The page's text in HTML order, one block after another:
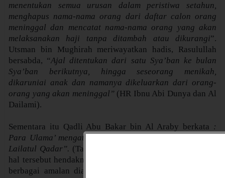
menentukan semua urusan dalam peristiwa setahun,
menghapus nama-nama orang dari daftar calon orang
meninggal dan mencatat nama-nama orang yang akan
melaksanakan haji tanpa ditambah atau dikurangi”.
Utsman bin Mughirah meriwayatkan hadis, Rasulullah
bersabda, “Ajal ditentukan dari satu Sya’ban ke bulan
Sya’ban berikutnya, hingga seseorang menikah,
dikaruniai anak dan namanya dikeluarkan dari orang-
orang yang akan meninggal”(HR Ibnu Abi Dunya dan Al
Dailami).
Sementara itu Qadli Abu Bakar bin Al Araby berkata :
Para Ulama’ mengatakan bahwa malam tersebut adalah
Lailatul Qadar”. (Tafsir al-Qurtúbi, XVI/85)” Menyikapi
hal tersebut hendaknya kita hiasi malam tersebut dengan
berbagai amalan diantaranya :Shalat sunat Shalat yang